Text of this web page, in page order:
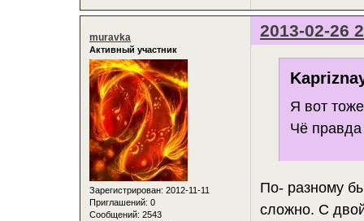
2013-02-26
muravka
Активный участник
Зарегистрирован: 2012-11-11
Приглашений: 0
Сообщений: 2543
Я вот
Чё правда
По- разному
сложно. С